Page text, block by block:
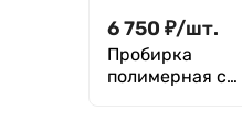
6 750 ₽/шт.
Пробирка
полимерная с